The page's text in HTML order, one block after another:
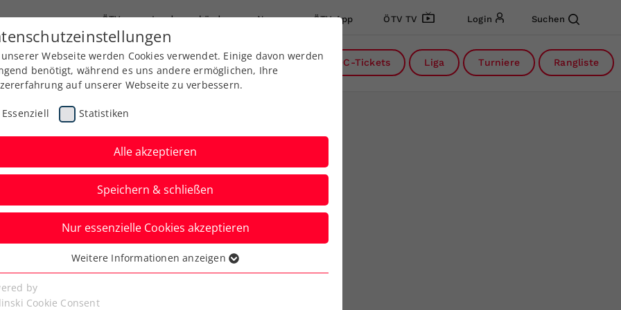
ÖTV Landesverbände News ÖTV App ÖTV TV Login Suchen
Ausbildung Services Über uns DC-Tickets Liga Turniere Rangliste
Kraus stürmt in
Webseite werden Cookies verwendet. Einige davon werden
benötigt, während es uns andere ermöglichen, Ihre
auf unserer Webseite zu verbessern.
Essenziell Statistiken
Alle akzeptieren
Speichern & schließen
Nur essenzielle Cookies akzeptieren
Cookies werden für grundlegende Funktionen der
benötigt. Dadurch ist gewährleistet, dass die Webseite
Weitere Informationen anzeigen
by
Cookie Consent